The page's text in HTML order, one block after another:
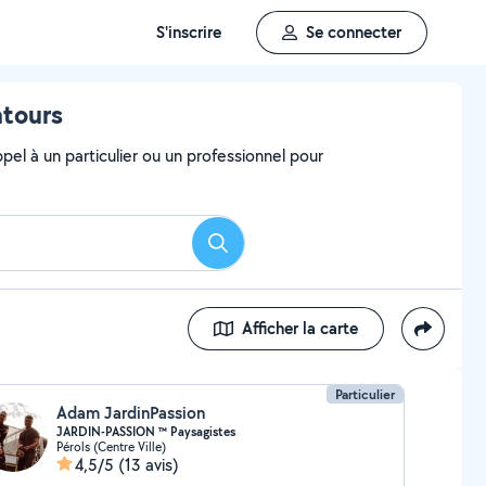
S'inscrire Se connecter
à un particulier ou un professionnel pour
Rechercher
Afficher la carte
Particulier
Adam JardinPassion
JARDIN-PASSION ™ Paysagistes
Pérols (Centre Ville)
4,5/5 (13 avis)